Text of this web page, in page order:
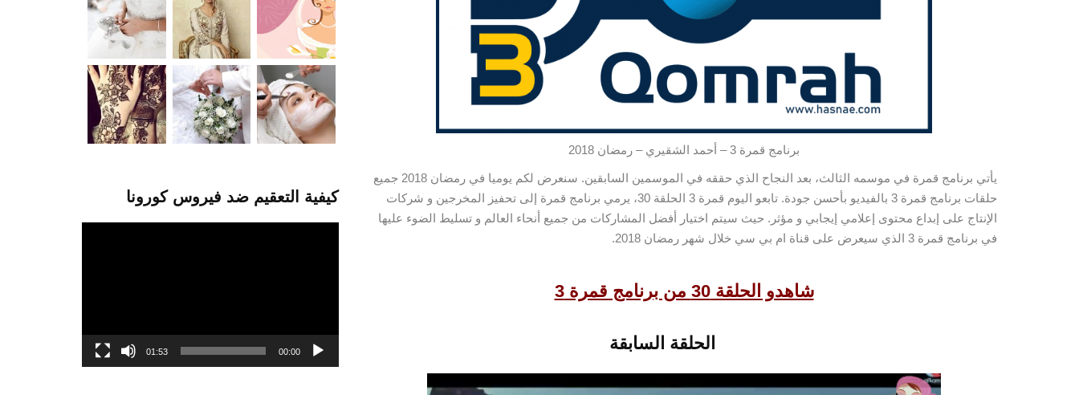
برنامج قمرة 3 – أحمد الشقيري – رمضان 2018
يأتي برنامج قمرة في موسمه الثالث، بعد النجاح الذي حققه في الموسمين السابقين. سنعرض لكم يوميا في رمضان 2018 جميع
حلقات برنامج قمرة 3 بالفيديو بأحسن جودة. تابعو اليوم قمرة 3 الحلقة 30، يرمي برنامج قمرة إلى تحفيز
المخرجين و شركات
الإنتاج على إبداع محتوى إعلامي إيجابي و مؤثر. حيث سيتم اختيار أفضل المشاركات من جميع أنحاء العالم و تسليط الضوء عليها
في برنامج قمرة 3 الذي سيعرض على قناة ام بي سي خلال شهر رمضان 2018.
شاهدو الحلقة 30 من برنامج قمرة 3
الحلقة السابقة
كيفية التعقيم ضد فيروس كورونا
00:00
01:53